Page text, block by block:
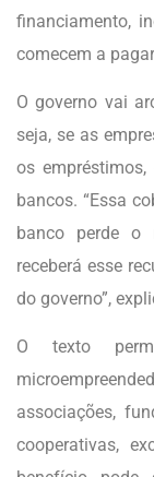
financiamento,
comecem a
O governo vai
seja, se as
os
bancos. “Essa
banco perde o
receberá esse
do governo”,
O texto
associações,
cooperativas,